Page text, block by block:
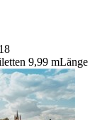
9,99 mLänge